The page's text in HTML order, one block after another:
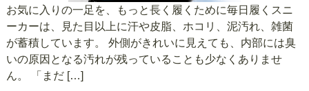
お気に入りの一足を、もっと長く履くために毎日履くスニ
ーカーは、見た目以上に汗や皮脂、ホコリ、泥汚れ、雑菌
が蓄積しています。 外側がきれいに見えても、内部には臭
いの原因となる汚れが残っていることも少なくありませ
ん。 「まだ […]